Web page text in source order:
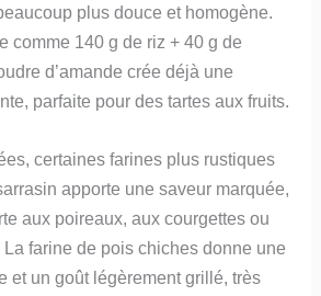
plus douce et homogène.
comme 140 g de riz + 40 g de
d’amande crée déjà une
parfaite pour des tartes aux fruits.
certaines farines plus rustiques
apporte une saveur marquée,
aux poireaux, aux courgettes ou
farine de pois chiches donne une
et un goût légèrement grillé, très